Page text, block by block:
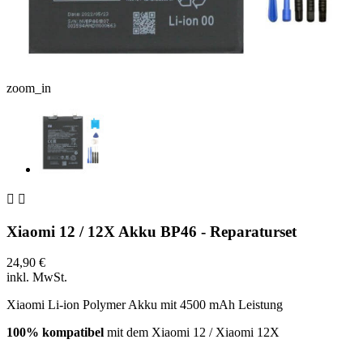
zoom_in
 
Xiaomi 12 / 12X Akku BP46 - Reparaturset
24,90 €
inkl. MwSt.
Xiaomi Li-ion Polymer Akku mit 4500 mAh Leistung
100% kompatibel mit dem Xiaomi 12 / Xiaomi 12X